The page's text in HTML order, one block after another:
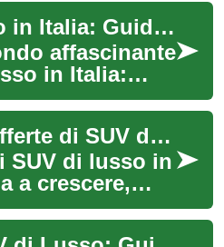
SUV di Lusso in Italia: Guida alle Migliori Offerte 2023
affascinante
in Italia:
e
Le Migliori Offerte di SUV di Lusso: Guida Completa al Mercato Italiano
SUV di lusso in
a crescere,
prestazioni